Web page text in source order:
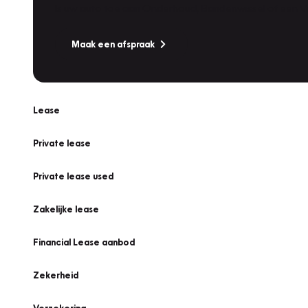
Maak een afspraak
Lease
Private lease
Private lease used
Zakelijke lease
Financial Lease aanbod
Zekerheid